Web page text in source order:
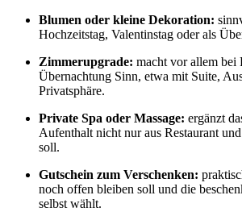
Blumen oder kleine Dekoration:
Hochzeitstag, Valentinstag oder als
Zimmerupgrade: macht vor allem bei
Übernachtung Sinn, etwa mit Suite,
Privatsphäre.
Private Spa oder Massage: ergänzt
Aufenthalt nicht nur aus Restaurant
soll.
Gutschein zum Verschenken:
noch offen bleiben soll und die
selbst wählt.